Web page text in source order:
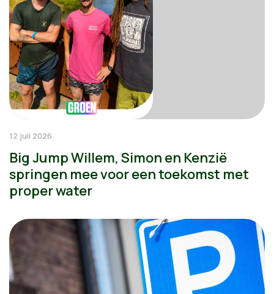
12 juli 2026
Big Jump Willem, Simon en Kenzië
springen mee voor een toekomst met
proper water